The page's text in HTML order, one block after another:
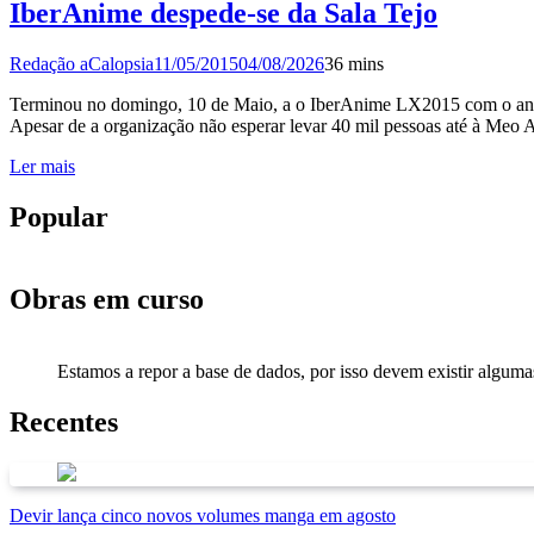
IberAnime despede-se da Sala Tejo
Redação aCalopsia11/05/201504/08/202636 mins
Terminou no domingo, 10 de Maio, a o IberAnime LX2015 com o
Apesar de a organização não esperar levar 40 mil pessoas até à
Ler mais
Popular
Obras em curso
Estamos a repor a base de dados, por isso devem existir
Recentes
Devir lança cinco novos volumes manga em agosto